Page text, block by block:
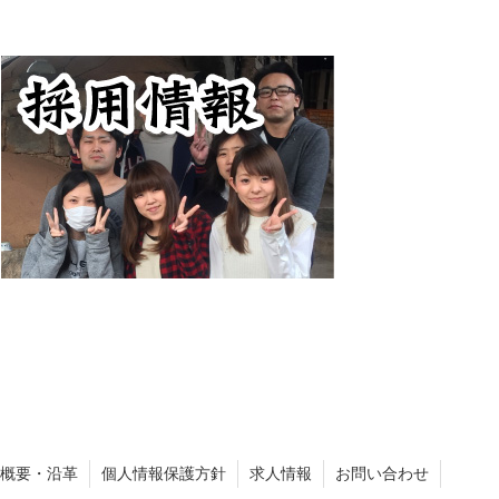
要・沿革 個人情報保護方針 求人情報 お問い合わせ